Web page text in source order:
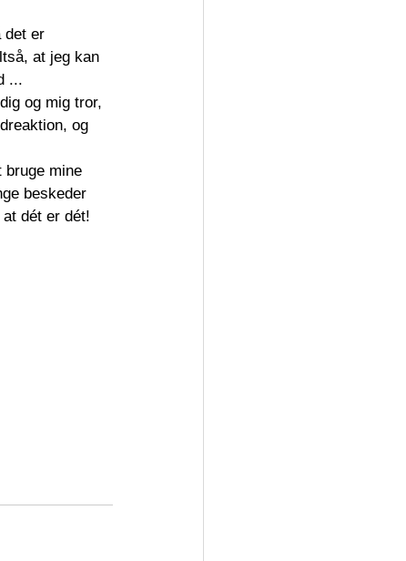
det er
at jeg kan
...
og mig tror,
og
mine
beskeder
dét er dét!